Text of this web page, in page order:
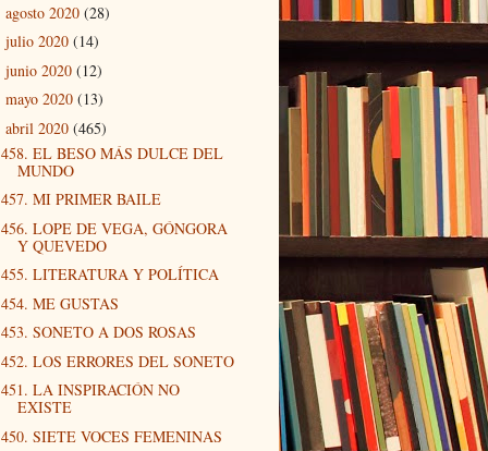
agosto 2020 (28)
julio 2020 (14)
junio 2020 (12)
mayo 2020 (13)
abril 2020 (465)
458. EL BESO MÁS DULCE DEL
MUNDO
457. MI PRIMER BAILE
456. LOPE DE VEGA, GÓNGORA
Y QUEVEDO
455. LITERATURA Y POLÍTICA
454. ME GUSTAS
453. SONETO A DOS ROSAS
452. LOS ERRORES DEL SONETO
451. LA INSPIRACIÓN NO
EXISTE
450. SIETE VOCES FEMENINAS